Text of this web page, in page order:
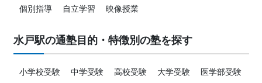
個別指導 自立学習 映像授業
水戸駅の通塾目的・特徴別の塾を探す
小学校受験 中学受験 高校受験 大学受験
医学部受験